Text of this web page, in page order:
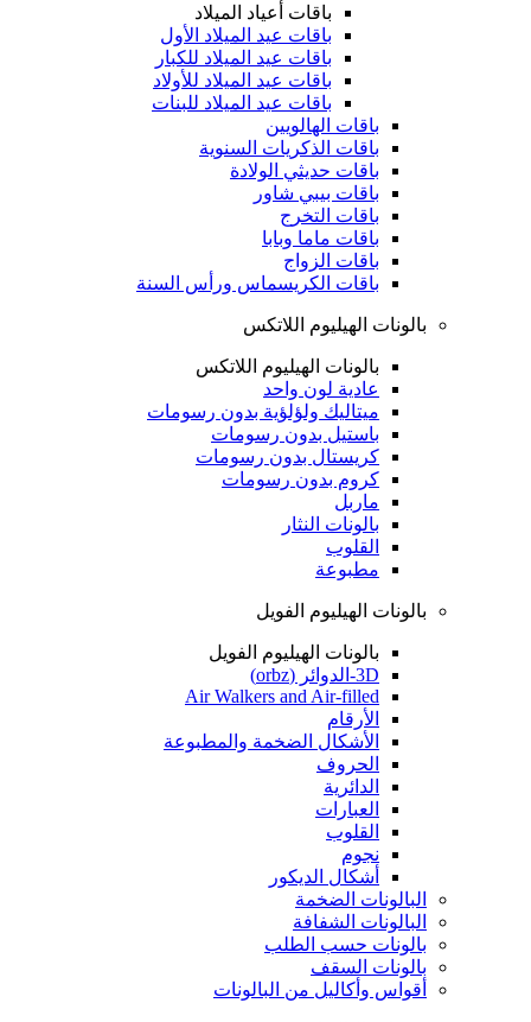
باقات أعياد الميلاد
باقات عيد الميلاد الأول
باقات عيد الميلاد للكبار
باقات عيد الميلاد للأولاد
باقات عيد الميلاد للبنات
باقات الهالويين
باقات الذكريات السنوية
باقات حديثي الولادة
باقات بيبي شاور
باقات التخرج
باقات ماما وبابا
باقات الزواج
باقات الكريسماس ورأس السنة
بالونات الهيليوم اللاتكس
بالونات الهيليوم اللاتكس
عادية لون واحد
ميتاليك ولؤلؤية بدون رسومات
باستيل بدون رسومات
كريستال بدون رسومات
كروم بدون رسومات
ماربل
بالونات النثار
القلوب
مطبوعة
بالونات الهيليوم الفويل
بالونات الهيليوم الفويل
3D-الدوائر (orbz)
Air Walkers and Air-filled
الأرقام
الأشكال الضخمة والمطبوعة
الحروف
الدائرية
العبارات
القلوب
نجوم
أشكال الديكور
البالونات الضخمة
البالونات الشفافة
بالونات حسب الطلب
بالونات السقف
أقواس وأكاليل من البالونات